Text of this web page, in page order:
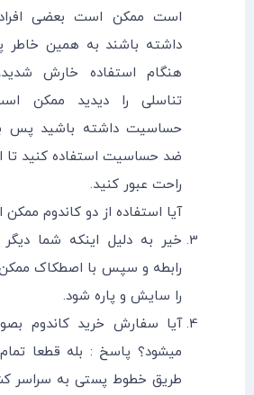
است ممکن است بعضی
داشته باشند به همین خاطر
هنگام استفاده خارش
تناسلی را دیدید ممکن
حساسیت داشته باشید پس
ضد حساسیت استفاده کنید تا
راحت عبور کنید.
آیا استفاده از دو کاندوم
خیر به دلیل اینکه شما
رابطه و سپس با اصطکاک
را سایش و پاره شود.
آیا سفارش خرید کاندوم
میشود؟ پاسخ : بله قطعا
طریق خطوط پستی به سراسر